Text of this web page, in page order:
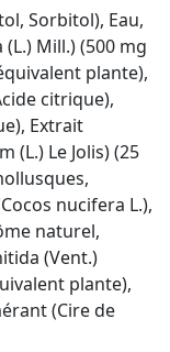
Sorbitol), Eau,
Mill.) (500 mg
plante),
citrique),
Extrait
(L.) Le Jolis) (25
nucifera L.),
naturel,
(Vent.)
plante),
(Cire de